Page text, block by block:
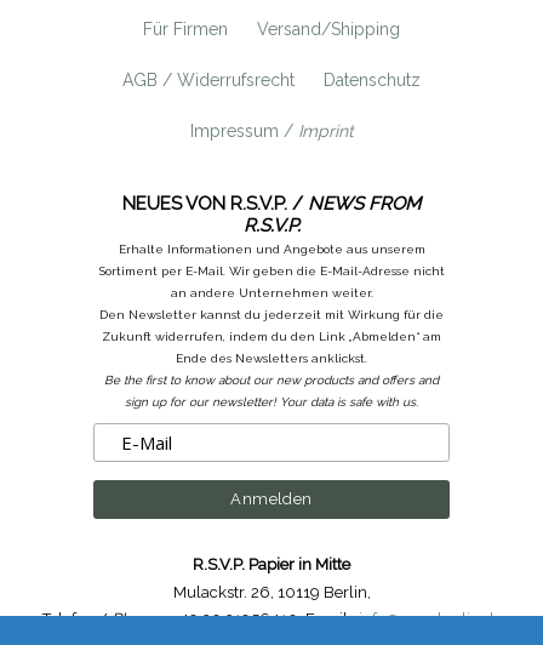
Für Firmen Versand/Shipping
AGB / Widerrufsrecht Datenschutz
Impressum / Imprint
NEUES VON R.S.V.P. / NEWS FROM
R.S.V.P.
Erhalte Informationen und Angebote aus unserem
Sortiment per E-Mail. Wir geben die E-Mail-Adresse nicht
an andere Unternehmen weiter.
Den Newsletter kannst du jederzeit mit Wirkung für die
Zukunft widerrufen, indem du den Link „Abmelden“ am
Ende des Newsletters anklickst.
Be the first to know about our new products and offers and
sign up for our newsletter! Your data is safe with us.
R.S.V.P. Papier in Mitte
Mulackstr. 26 10119 Berlin
Telefon /Phone: ++49.30.31956410,Email :info@rsvp-berlin.de